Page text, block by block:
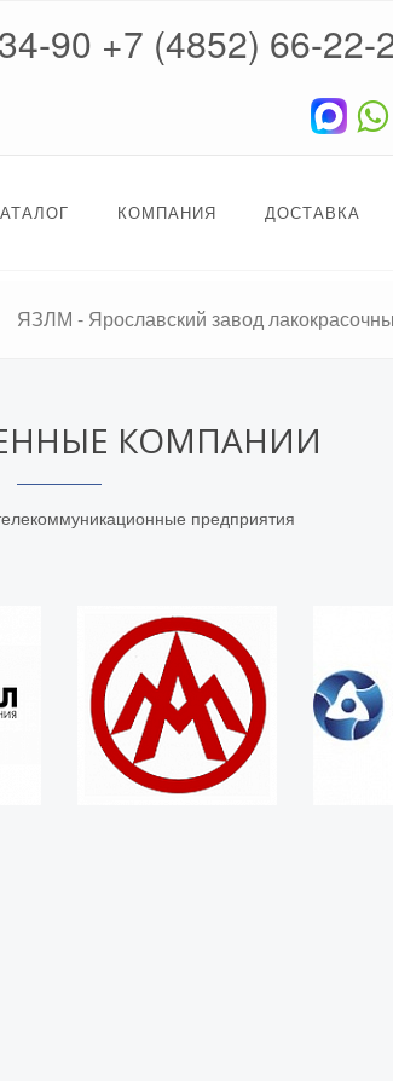
90 +7 (4852) 66-22-
КОМПАНИЯ ДОСТАВКА
ЯЗЛМ - Ярославский завод
КОМПАНИИ
предприятия